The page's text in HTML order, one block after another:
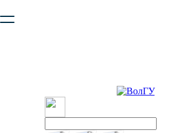
безопасную работу с сайтом. Пожалуйста